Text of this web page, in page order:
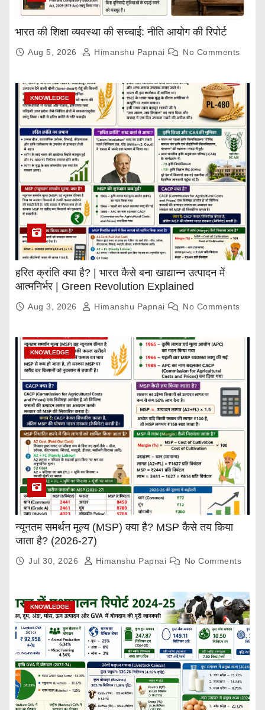
a
भारत की शिक्षा व्यवस्था की सच्चाई: नीति आयोग की रिपोर्ट
Aug 5, 2026 Himanshu Papnai No Comments
KNOWLEDGE
हरित क्रांति क्या है? | भारत कैसे बना खाद्यान्न उत्पादन में
आत्मनिर्भर | Green Revolution Explained
Aug 3, 2026 Himanshu Papnai No Comments
KNOWLEDGE
न्यूनतम समर्थन मूल्य (MSP) क्या है? MSP कैसे तय किया
जाता है? (2026-27)
Jul 30, 2026 Himanshu Papnai No Comments
KNOWLEDGE